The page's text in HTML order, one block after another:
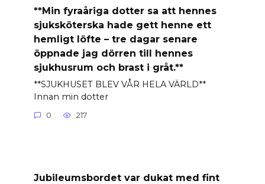
**Min fyraåriga dotter sa att hennes
sjuksköterska hade gett henne ett
hemligt löfte – tre dagar senare
öppnade jag dörren till hennes
sjukhusrum och brast i gråt.**
**SJUKHUSET BLEV VÅR HELA VÄRLD**
Innan min dotter
0 217
Jubileumsbordet var dukat med fint